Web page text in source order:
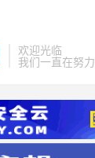
欢迎光临
我们一直在努力